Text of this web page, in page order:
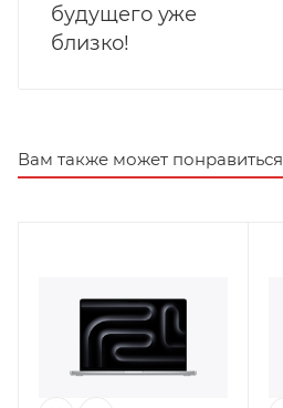
будущего уже
близко!
Вам также может понравиться